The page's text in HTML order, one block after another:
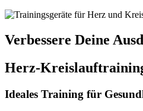
Verbessere Deine
Herz-
Ideales Training für